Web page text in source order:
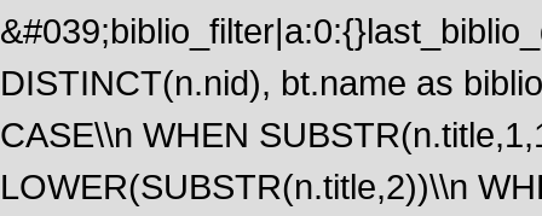
DISTINCT(n.nid), bt.name as
CASE\\n WHEN
LOWER(SUBSTR(n.title,2))\\n